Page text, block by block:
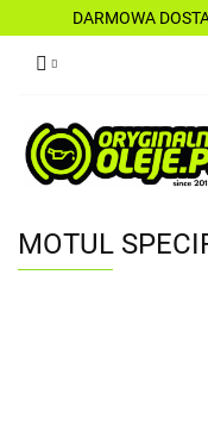
DARMOWA
MOTUL